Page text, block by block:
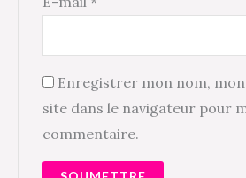
Enregistrer mon nom,
site dans le navigateur pour
commentaire.